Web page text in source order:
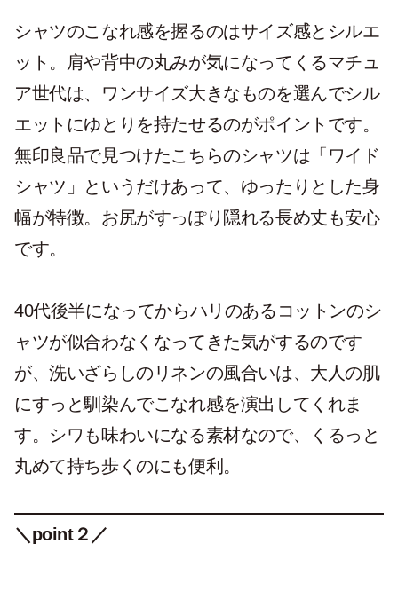
シャツのこなれ感を握るのはサイズ感とシルエ
ット。肩や背中の丸みが気になってくるマチュ
ア世代は、ワンサイズ大きなものを選んでシル
エットにゆとりを持たせるのがポイントです。
無印良品で見つけたこちらのシャツは「ワイド
シャツ」というだけあって、ゆったりとした身
幅が特徴。お尻がすっぽり隠れる長め丈も安心
です。
40代後半になってからハリのあるコットンのシ
ャツが似合わなくなってきた気がするのです
が、洗いざらしのリネンの風合いは、大人の肌
にすっと馴染んでこなれ感を演出してくれま
す。シワも味わいになる素材なので、くるっと
丸めて持ち歩くのにも便利。
＼point２／